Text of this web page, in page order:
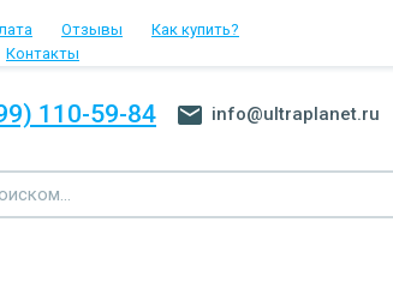
Отзывы
Как купить?
Контакты
110-59-84 info@ultraplanet.ru